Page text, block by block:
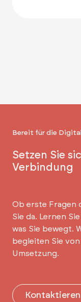
Bereit für die
Setzen Sie
Verbindung
Ob erste Fragen
Sie da. Lernen
was Sie bewegt.
begleiten Sie
Umsetzung.